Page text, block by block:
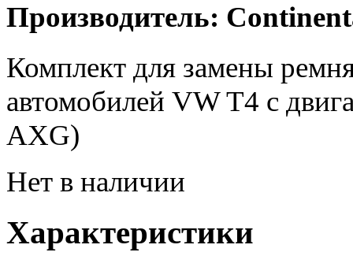
Производитель:
Комплект для замены
автомобилей VW T4 с
AXG)
Нет в наличии
Характеристики